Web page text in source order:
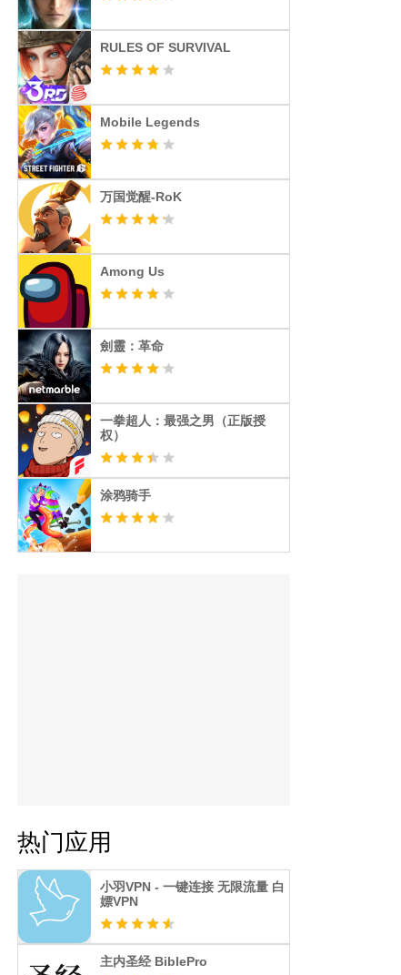
RULES OF SURVIVAL
Mobile Legends
万国觉醒-RoK
Among Us
劍靈：革命
一拳超人：最强之男（正版授
权）
涂鸦骑手
热门应用
小羽VPN - 一键连接 无限流量 白
嫖VPN
主内圣经 BiblePro